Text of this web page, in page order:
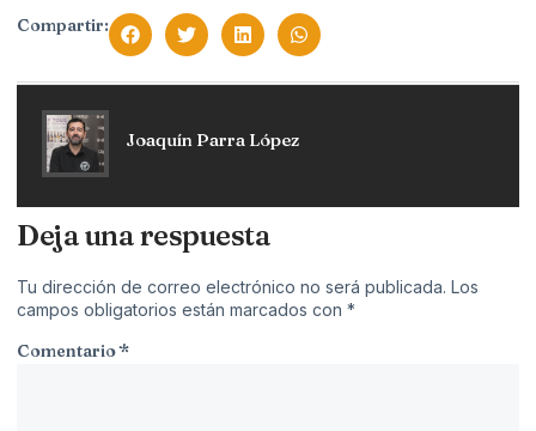
Compartir:
Joaquín Parra López
Deja una respuesta
Tu dirección de correo electrónico no será publicada. Los
campos obligatorios están marcados con *
Comentario*